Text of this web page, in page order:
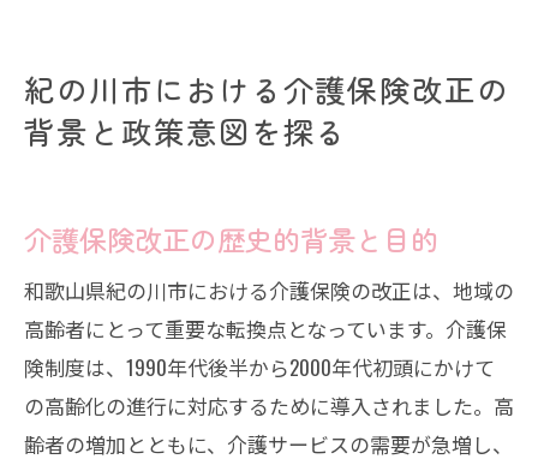
紀の川市における介護保険改正の
背景と政策意図を探る
介護保険改正の歴史的背景と目的
和歌山県紀の川市における介護保険の改正は、地域の
高齢者にとって重要な転換点となっています。介護保
険制度は、1990年代後半から2000年代初頭にかけて
の高齢化の進行に対応するために導入されました。高
齢者の増加とともに、介護サービスの需要が急増し、